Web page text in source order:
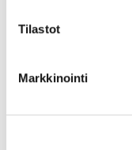
Tilastot
Markkinointi
Polven Juustola
T:MI LASSE RAINIO